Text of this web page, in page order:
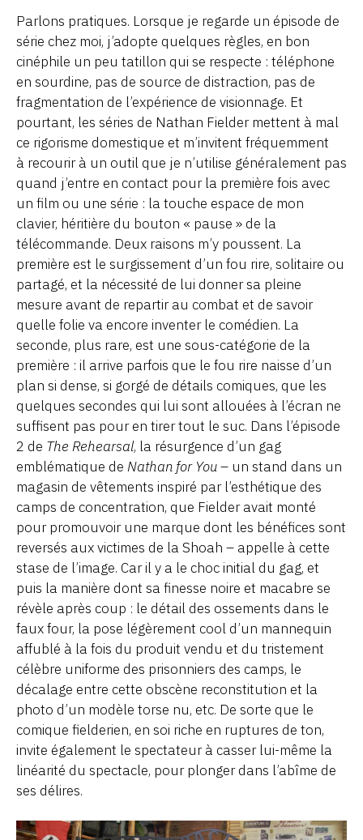
Parlons pratiques. Lorsque je regarde un épisode de
série chez moi, j’adopte quelques règles, en bon
cinéphile un peu tatillon qui se respecte : téléphone
en sourdine, pas de source de distraction, pas de
fragmentation de l’expérience de visionnage. Et
pourtant, les séries de Nathan Fielder mettent à mal
ce rigorisme domestique et m’invitent fréquemment
à recourir à un outil que je n’utilise généralement pas
quand j’entre en contact pour la première fois avec
un film ou une série : la touche espace de mon
clavier, héritière du bouton « pause » de la
télécommande. Deux raisons m’y poussent. La
première est le surgissement d’un fou rire, solitaire ou
partagé, et la nécessité de lui donner sa pleine
mesure avant de repartir au combat et de savoir
quelle folie va encore inventer le comédien. La
seconde, plus rare, est une sous-catégorie de la
première : il arrive parfois que le fou rire naisse d’un
plan si dense, si gorgé de détails comiques, que les
quelques secondes qui lui sont allouées à l’écran ne
suffisent pas pour en tirer tout le suc. Dans l’épisode
2 de The Rehearsal, la résurgence d’un gag
emblématique de Nathan for You– un stand dans un
magasin de vêtements inspiré par l’esthétique des
camps de concentration, que Fielder avait monté
pour promouvoir une marque dont les bénéfices sont
reversés aux victimes de la Shoah – appelle à cette
stase de l’image. Car il y a le choc initial du gag, et
puis la manière dont sa finesse noire et macabre se
révèle après coup : le détail des ossements dans le
faux four, la pose légèrement cool d’un mannequin
affublé à la fois du produit vendu et du tristement
célèbre uniforme des prisonniers des camps, le
décalage entre cette obscène reconstitution et la
photo d’un modèle torse nu, etc. De sorte que le
comique fielderien, en soi riche en ruptures de ton,
invite également le spectateur à casser lui-même la
linéarité du spectacle, pour plonger dans l’abîme de
ses délires.